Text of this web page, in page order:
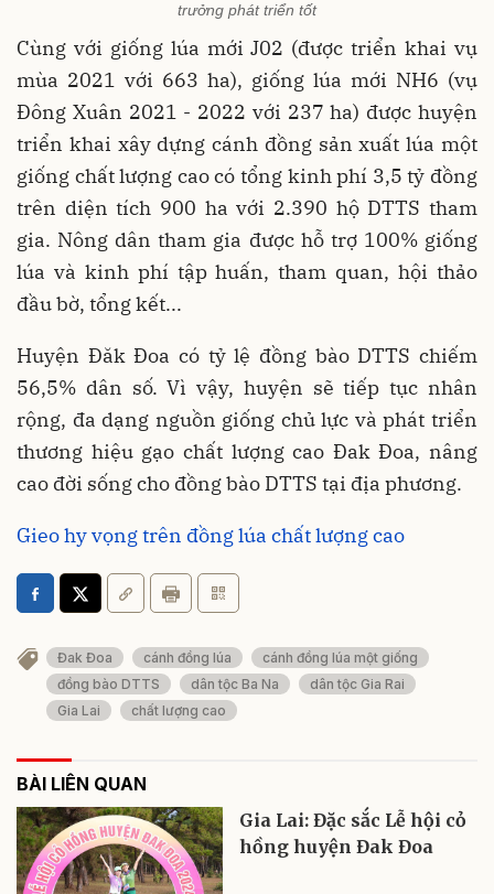
trưởng phát triển tốt
Cùng với giống lúa mới J02 (được triển khai vụ
mùa 2021 với 663 ha), giống lúa mới NH6 (vụ
Đông Xuân 2021 - 2022 với 237 ha) được huyện
triển khai xây dựng cánh đồng sản xuất lúa một
giống chất lượng cao có tổng kinh phí 3,5 tỷ đồng
trên diện tích 900 ha với 2.390 hộ DTTS tham
gia. Nông dân tham gia được hỗ trợ 100% giống
lúa và kinh phí tập huấn, tham quan, hội thảo
đầu bờ, tổng kết...
Huyện Đăk Đoa có tỷ lệ đồng bào DTTS chiếm
56,5% dân số. Vì vậy, huyện sẽ tiếp tục nhân
rộng, đa dạng nguồn giống chủ lực và phát triển
thương hiệu gạo chất lượng cao Đak Đoa, nâng
cao đời sống cho đồng bào DTTS tại địa phương.
Gieo hy vọng trên đồng lúa chất lượng cao
Đak Đoa cánh đồng lúa
cánh đồng lúa một giống
đồng bào DTTS
dân tộc Ba Na
dân tộc Gia Rai
Gia Lai
chất lượng cao
BÀI LIÊN QUAN
Gia Lai: Đặc sắc Lễ hội cỏ
hồng huyện Đak Đoa